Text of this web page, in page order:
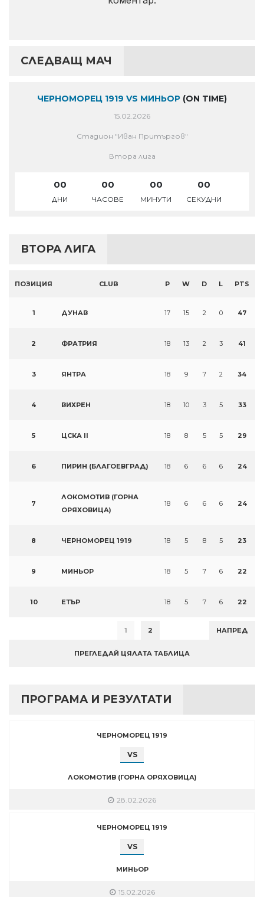
СЛЕДВАЩ МАЧ
ЧЕРНОМОРЕЦ 1919 VS МИНЬОР (ON TIME)
15.02.2026
Стадион "Иван Притъргов"
Втора лига
00
ДНИ
00
ЧАСОВЕ
00
МИНУТИ
00
СЕКУДНИ
ВТОРА ЛИГА
ПОЗИЦИЯ CLUB P W D L PTS
1 ДУНАВ 17 15 2 0 47
2 ФРАТРИЯ 18 13 2 3 41
3 ЯНТРА 18 9 7 2 34
4 ВИХРЕН 18 10 3 5 33
5 ЦСКА II 18 8 5 5 29
6 ПИРИН (БЛАГОЕВГРАД) 18 6 6 6 24
7
ЛОКОМОТИВ (ГОРНА
ОРЯХОВИЦА)
18 6 6 6 24
8 ЧЕРНОМОРЕЦ 1919 18 5 8 5 23
9 МИНЬОР 18 5 7 6 22
10 ЕТЪР 18 5 7 6 22
1 2 НАПРЕД
ПРЕГЛЕДАЙ ЦЯЛАТА ТАБЛИЦА
ПРОГРАМА И РЕЗУЛТАТИ
ЧЕРНОМОРЕЦ 1919
VS
ЛОКОМОТИВ (ГОРНА ОРЯХОВИЦА)
28.02.2026
ЧЕРНОМОРЕЦ 1919
VS
МИНЬОР
15.02.2026